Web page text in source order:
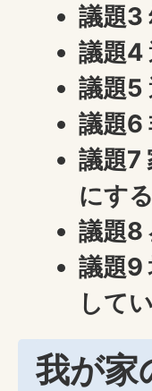
議題3
議題4
議題5
議題6
議題7
にす
議題8
議題9
して
我が家